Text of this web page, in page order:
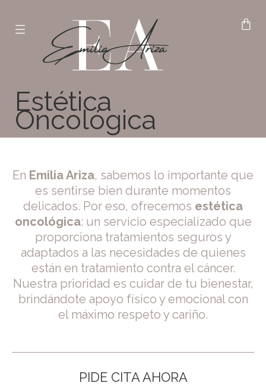
Estética
Oncológica
En Emilia Ariza, sabemos lo importante que
es sentirse bien durante momentos
delicados. Por eso, ofrecemos estética
oncológica: un servicio especializado que
proporciona tratamientos seguros y
adaptados a las necesidades de quienes
están en tratamiento contra el cáncer.
Nuestra prioridad es cuidar de tu bienestar,
brindándote apoyo físico y emocional con
el máximo respeto y cariño.
PIDE CITA AHORA